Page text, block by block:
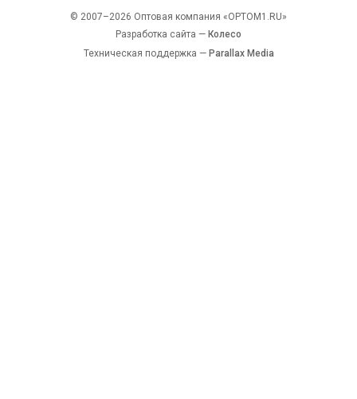
© 2007–2026 Оптовая компания «OPTOM1.RU»
Разработка сайта — Колесо
Техническая поддержка — Parallax Media